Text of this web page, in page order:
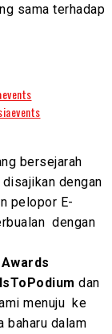
sama terhadap
bersejarah
dengan
pelopor E-
dengan
dan
menuju ke
baharu dalam